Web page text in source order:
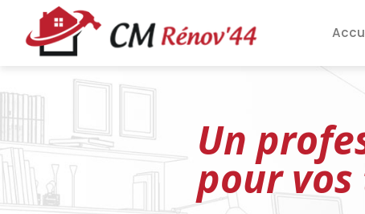
contenu
principal
Un
pour